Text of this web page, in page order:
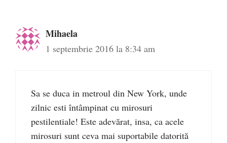
Mihaela
1 septembrie 2016 la 8:34 am
Sa se duca in metroul din New York, unde
zilnic esti întâmpinat cu mirosuri
pestilentiale! Este adevărat, insa, ca acele
mirosuri sunt ceva mai suportabile datorită